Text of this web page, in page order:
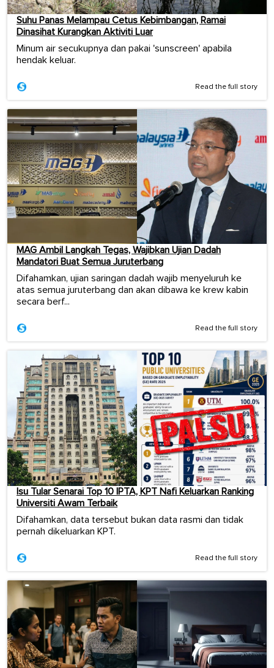
Suhu Panas Melampau Cetus Kebimbangan, Ramai
Dinasihat Kurangkan Aktiviti Luar
Minum air secukupnya dan pakai 'sunscreen' apabila
hendak keluar.
Read the full story
MAG Ambil Langkah Tegas, Wajibkan Ujian Dadah
Mandatori Buat Semua Juruterbang
Difahamkan, ujian saringan dadah wajib menyeluruh ke
atas semua juruterbang dan akan dibawa ke krew kabin
secara berf...
Read the full story
Isu Tular Senarai Top 10 IPTA, KPT Nafi Keluarkan Ranking
Universiti Awam Terbaik
Difahamkan, data tersebut bukan data rasmi dan tidak
pernah dikeluarkan KPT.
Read the full story